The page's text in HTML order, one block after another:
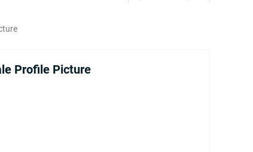
Profile Picture